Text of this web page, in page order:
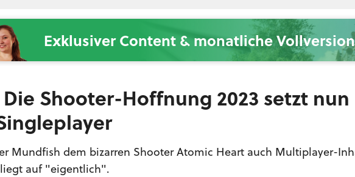
Exklusiver Content & monatliche
Shooter-Hoffnung 2023 setzt nun
Mundfish dem bizarren Shooter Atomic Heart auch Multiplayer-
auf "eigentlich".